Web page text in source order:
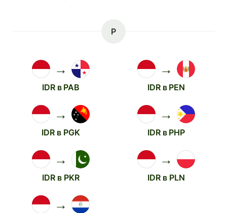
P
→
IDR в PAB
→
IDR в PEN
→
IDR в PGK
→
IDR в PHP
→
IDR в PKR
→
IDR в PLN
→